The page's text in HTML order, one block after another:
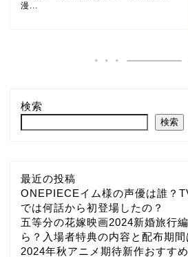
漫...
検索
検索
最近の投稿
ONEPIECEイム様の声優は誰？
では何話から初登場したの？
五等分の花嫁映画2024新婚旅行
ら？入場者特典の内容と配布期間
2024年秋アニメ期待新作おすす